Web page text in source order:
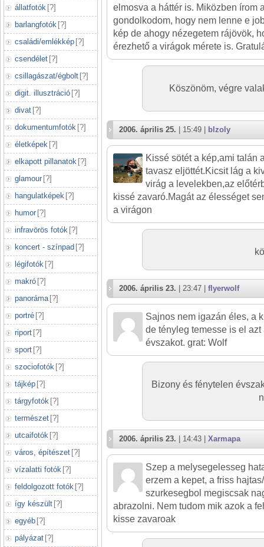
állatfotók [?]
barlangfotók [?]
családi/emlékkép [?]
csendélet [?]
csillagászat/égbolt [?]
digit. illusztráció [?]
divat [?]
dokumentumfotók [?]
életképek [?]
elkapott pillanatok [?]
glamour [?]
hangulatképek [?]
humor [?]
infravörös fotók [?]
koncert - színpad [?]
légifotók [?]
makró [?]
panoráma [?]
portré [?]
riport [?]
sport [?]
szociofotók [?]
tájkép [?]
tárgyfotók [?]
természet [?]
utcaifotók [?]
város, építészet [?]
vízalatti fotók [?]
feldolgozott fotók [?]
így készült [?]
egyéb [?]
pályázat [?]
elmosva a háttér is. Miközben írom
gondolkodom, hogy nem lenne e
kép de ahogy nézegetem rájövök,
érezhető a virágok mérete is.
Köszönöm, végre
2006. április 25. | 15:49 | blzoly
Kissé sötét a kép,ami talán
tavasz eljöttét.Kicsit lág a
virág a levelekben,az
kissé zavaró.Magát az élességet
a virágon
2006. április 23. | 23:47 | flyerwolf
Sajnos nem igazán éles, a
de tényleg temesse is el
évszakot. grat: Wolf
Bizony és fénytelen
2006. április 23. | 14:43 | Xarmapa
Szep a melysegelesseg
erzem a kepet, a friss
szurkesegbol megiscsak
abrazolni. Nem tudom mik azok a
kisse zavaroak